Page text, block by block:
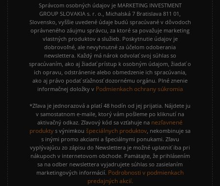
Správcom osobných údajov je MARKETING INVESTMENT
GROUP SLOVAKIA s. r. o., Michalská 7 Bratislava 811 01,
Slovensko, vyššie uvedené údaje budú spracúvané v dôvodoch
oprávneného záujmu správcu, za ktoré sa považuje marketing
vlastných produktov a služieb. Poskytnutie údajov je
dobrovoľné, ale nevyhnutné za účelom odoberania
newslettera. Každý má nárok odvolať svoj súhlas so
spracúvaním, ako aj žiadať prístup k osobným údajom, žiadať o
ich opravu, odstránenie alebo obmedzenie ich spracúvania,
ako aj právo podať sťažnosť dozornému orgánu. Plné znenie
informačnej doložky v Podmienkach ochrany súkromia
*Zľava je jednorazová a platí 48 hodín od jej prijatia. Nájdete ju
v samostatnom e-maile, ktorý vám pošleme po kliknutí na
aktivačný odkaz. Zľavový kód sa vzťahuje na nezľavnené
produkty s výnimkou špeciálnych produktov, nekombinuje sa
s inými promo akciami a špeciálnymi ponukami. Zľavu
vyplývajúcu zo zápisu do Newslettera je možné uplatniť iba pri
nákupoch v internetovom obchode. Pamätajte, že prihlásením
sa na odber newslettera vyjadrujete súhlas so zasielaním
marketingových informácií. Podrobnosti v podmienkach
predajných akcií.